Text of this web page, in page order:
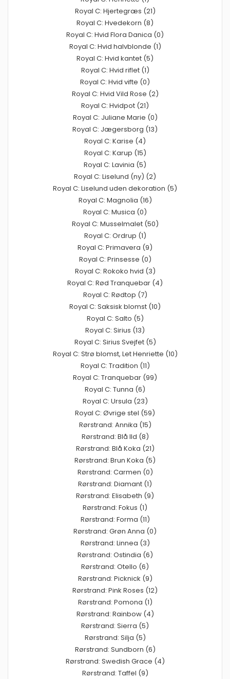
Royal C: Hjertegræs (21)
Royal C: Hvedekorn (8)
Royal C: Hvid Flora Danica (0)
Royal C: Hvid halvblonde (1)
Royal C: Hvid kantet (5)
Royal C: Hvid riflet (1)
Royal C: Hvid vifte (0)
Royal C: Hvid Vild Rose (2)
Royal C: Hvidpot (21)
Royal C: Juliane Marie (0)
Royal C: Jægersborg (13)
Royal C: Karise (4)
Royal C: Karup (15)
Royal C: Lavinia (5)
Royal C: Liselund (ny) (2)
Royal C: Liselund uden dekoration (5)
Royal C: Magnolia (16)
Royal C: Musica (0)
Royal C: Musselmalet (50)
Royal C: Ordrup (1)
Royal C: Primavera (9)
Royal C: Prinsesse (0)
Royal C: Rokoko hvid (3)
Royal C: Rød Tranquebar (4)
Royal C: Rødtop (7)
Royal C: Saksisk blomst (10)
Royal C: Salto (5)
Royal C: Sirius (13)
Royal C: Sirius Svejfet (5)
Royal C: Strø blomst, Let Henriette (10)
Royal C: Tradition (11)
Royal C: Tranquebar (99)
Royal C: Tunna (6)
Royal C: Ursula (23)
Royal C: Øvrige stel (59)
Rørstrand: Annika (15)
Rørstrand: Blå Ild (8)
Rørstrand: Blå Koka (21)
Rørstrand: Brun Koka (5)
Rørstrand: Carmen (0)
Rørstrand: Diamant (1)
Rørstrand: Elisabeth (9)
Rørstrand: Fokus (1)
Rørstrand: Forma (11)
Rørstrand: Grøn Anna (0)
Rørstrand: Linnea (3)
Rørstrand: Ostindia (6)
Rørstrand: Otello (6)
Rørstrand: Picknick (9)
Rørstrand: Pink Roses (12)
Rørstrand: Pomona (1)
Rørstrand: Rainbow (4)
Rørstrand: Sierra (5)
Rørstrand: Silja (5)
Rørstrand: Sundborn (6)
Rørstrand: Swedish Grace (4)
Rørstrand: Taffel (9)